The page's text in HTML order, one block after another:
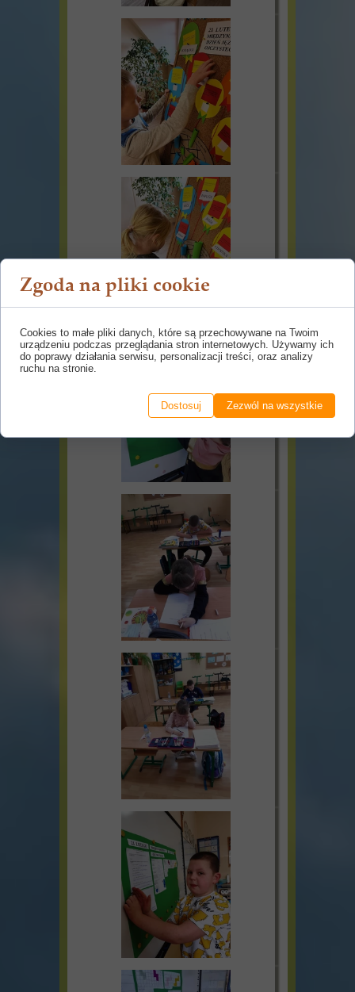
Zgoda na pliki cookie
Cookies to małe pliki danych, które są przechowywane na Twoim
urządzeniu podczas przeglądania stron internetowych. Używamy ich
do poprawy działania serwisu, personalizacji treści, oraz analizy
ruchu na stronie.
Dostosuj Zezwól na wszystkie